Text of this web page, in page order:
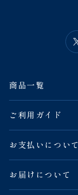
商品一覧
ご利用ガイド
お支払いについて
お届けについて